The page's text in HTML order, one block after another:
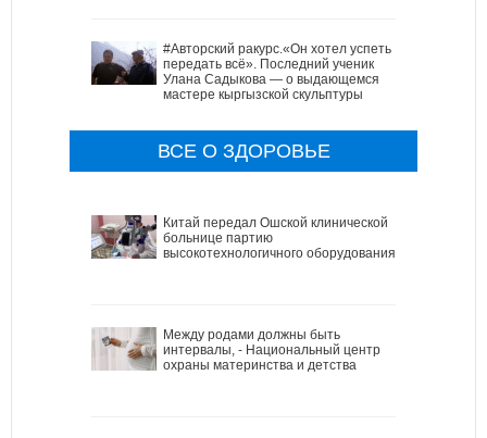
#Авторский ракурс.«Он хотел успеть
передать всё». Последний ученик
Улана Садыкова — о выдающемся
мастере кыргызской скульптуры
ВСЕ О ЗДОРОВЬЕ
Китай передал Ошской клинической
больнице партию
высокотехнологичного оборудования
Между родами должны быть
интервалы, - Национальный центр
охраны материнства и детства